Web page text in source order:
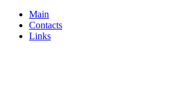
Main
Contacts
Links